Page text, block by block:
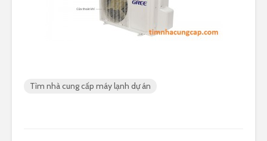
Tìm nhà cung cấp máy lạnh dự án